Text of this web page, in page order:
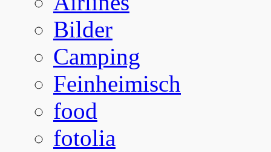
Bilder
Camping
Feinheimisch
food
fotolia